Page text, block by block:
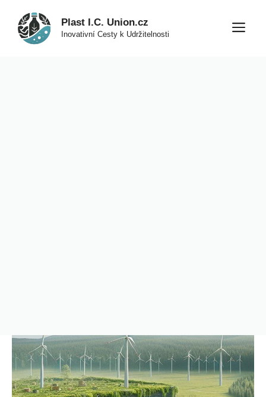
obsah
Plast I.C. Union.cz
Inovativní Cesty k Udržitelnosti